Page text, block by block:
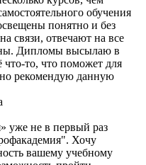
обучения
понятно и без
связи, отвечают на все
Дипломы высылаю в
то, что поможет для
рекомендую данную
уже не в первый раз
Хочу
вашему учебному